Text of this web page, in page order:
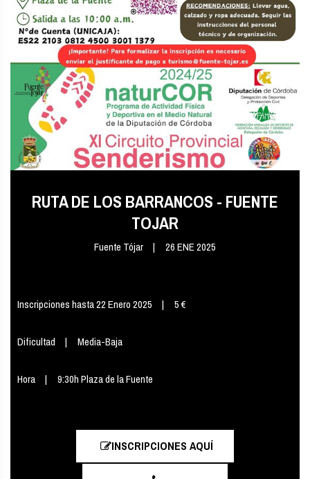
RUTA DE LOS BARRANCOS - FUENTE
TOJAR
Fuente Tójar 26 ENE 2025
Inscripciones hasta 22 Enero 2025 5 €
Dificultad Media-Baja
Hora 9:30h Plaza de la Fuente
INSCRIPCIONES AQUÍ